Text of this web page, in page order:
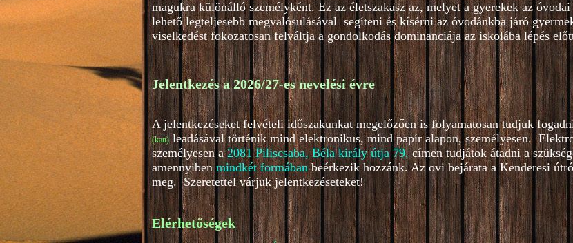
magukra különálló személyként. Ez az életszakasz az, melyet a gyerekek az
lehető legteljesebb megvalósulásával segíteni és kísérni az óvodánkba járó
viselkedést fokozatosan felváltja a gondolkodás dominanciája az iskolába lépés
Jelentkezés a 2026/27-es nevelési évre
A jelentkezéseket felvételi időszakunkat megelőzően is folyamatosan tudjuk
(katt) leadásával történik mind elektronikus, mind papír alapon, személyesen.
személyesen a2081 Piliscsaba, Béla király útja 79.címen tudjátok átadni a
amennyibenmindkét formábanbeérkezik hozzánk. Az ovi bejárata a Kenderesi
meg. Szeretettel várjuk jelentkezéseteket!
Elérhetőségek